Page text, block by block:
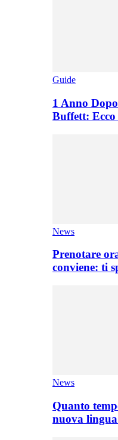
Guide
1 Anno
Buffett:
News
Prenotare
conviene: ti
News
Quanto
nuova